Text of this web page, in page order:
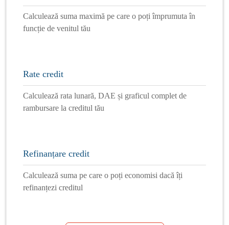
Calculează suma maximă pe care o poți împrumuta în
funcție de venitul tău
Rate credit
Calculează rata lunară, DAE și graficul complet de
rambursare la creditul tău
Refinanțare credit
Calculează suma pe care o poți economisi dacă îți
refinanțezi creditul